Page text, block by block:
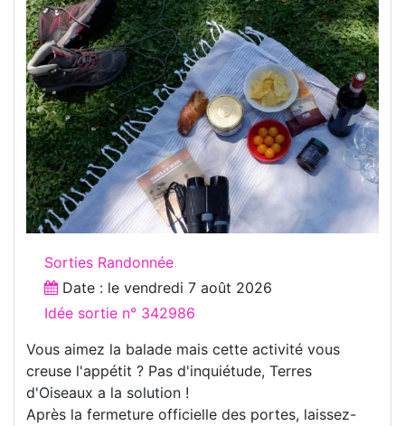
Sorties Randonnée
Date : le vendredi 7 août 2026
Idée sortie n° 342986
Vous aimez la balade mais cette activité vous
creuse l'appétit ? Pas d'inquiétude, Terres
d'Oiseaux a la solution !
Après la fermeture officielle des portes, laissez-